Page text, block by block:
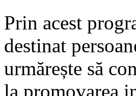
Prin acest
destinat
urmărește să
la promovarea